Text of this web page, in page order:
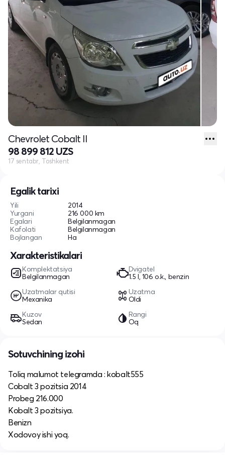
Egalik tarixi
Yili
2014
Yurgani
216 000 km
Egalari
Belgilanmagan
Kafolati
Belgilanmagan
Bojlangan
Ha
Xarakteristikalari
Komplektatsiya
Belgilanmagan
Dvigatel
1.5 l, 106 o.k., benzin
Uzatmalar qutisi
Mexanika
Uzatma
Oldi
Kuzov
Sedan
Rangi
Oq
Chevrolet Cobalt II
98 899 812 UZS
17 sentabr, Toshkent
Sotuvchining izohi
Toliq malumot telegramda : kobalt555
Cobalt 3 pozitsia 2014
Probeg 216.000
Kobalt 3 pozitsiya.
Benizn
Xodovoy ishi yoq.